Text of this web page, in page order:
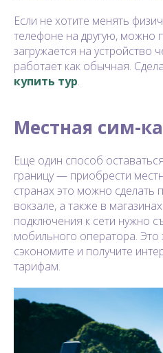
Если не хотите менять
телефоне на другую, можно
загружается на устройство
работает как обычная.
купить тур.
Местная сим-
Еще один способ
границу — приобрести
странах это можно сделать
вокзале, а также в
подключения к сети нужно
мобильного оператора.
сэкономите и получите
тарифам.